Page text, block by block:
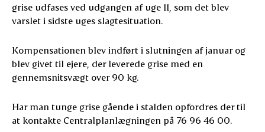
grise udfases ved udgangen af uge 11, som det blev
varslet i sidste uges slagtesituation.
Kompensationen blev indført i slutningen af januar og
blev givet til ejere, der leverede grise med en
gennemsnitsvægt over 90 kg.
Har man tunge grise gående i stalden opfordres der til
at kontakte Centralplanlægningen på 76 96 46 00.